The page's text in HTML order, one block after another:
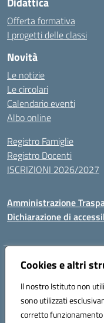
Cookies e altri
Il nostro Istituto non
sono utilizzati
corretto
Offerta formativa
I progetti delle classi
Novità
Le notizie
Le circolari
Calendario eventi
Albo online
Registro Famiglie
Registro Docenti
ISCRIZIONI 2026/2027
Amministrazione
Dichiarazione di
Indirizzo:VIA S.VITTORIA,
Posta elettronica
Codice fiscale: